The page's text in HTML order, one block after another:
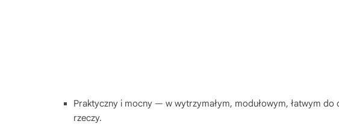
Praktyczny i mocny — w wytrzymałym, modułowym, łatwym
rzeczy.